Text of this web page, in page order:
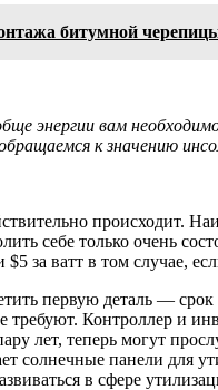
битумной
энергии вам
к значению
происходит.
себе только очень
$5 за ватт в том случае,
первую деталь —
требуют. Контроллер и
лет, теперь могут
солнечные панели для
в сфере